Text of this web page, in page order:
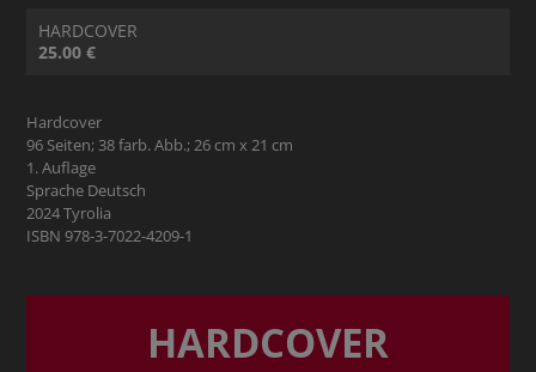
HARDCOVER
25.00 €
Hardcover
96 Seiten; 38 farb. Abb.; 26 cm x 21 cm
1. Auflage
Sprache Deutsch
2024 Tyrolia
ISBN 978-3-7022-4209-1
HARDCOVER